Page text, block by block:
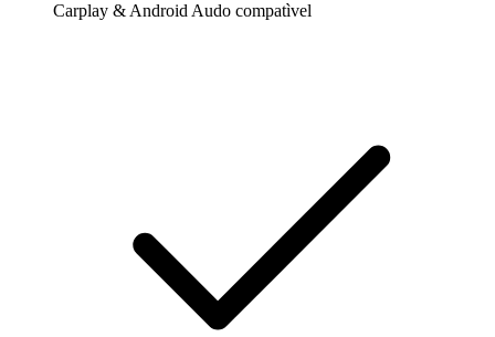
Carplay & Android Audo compatìvel